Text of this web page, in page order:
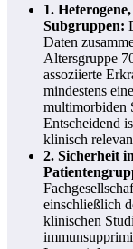
1.
Subgruppen:
Daten
Altersgruppe
assoziierte
mindestens
multimorbiden
Entscheidend
klinisch
2. Sicherheit
einschließlich
klinischen